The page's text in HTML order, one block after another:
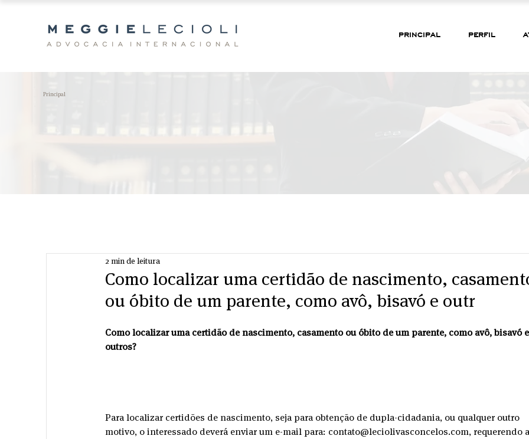
PRINCIPAL PERFIL
Principal
Como localizar uma certidão de nascimento,
ou óbito de um parente, como avô, bisavó e outr
2 min de leitura
Como localizar uma certidão de nascimento, casamento ou óbito de um parente, como avô, bisavó
outros?
Para localizar certidões de nascimento, seja para obtenção de dupla-cidadania, ou qualquer outro
motivo, o interessado deverá enviar um e-mail para: contato@leciolivasconcelos.com, requerendo